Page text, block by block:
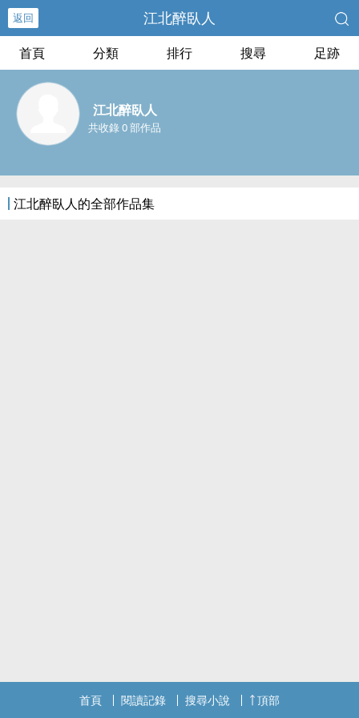
返回 江北醉臥人
首頁 分類 排行 搜尋 足跡
江北醉臥人
共收錄 0 部作品
江北醉臥人的全部作品集
首頁 閱讀記錄 搜尋小說 頂部